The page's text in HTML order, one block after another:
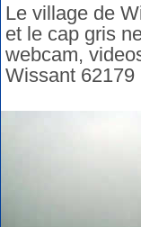
Le village de
et le cap gris
webcam,
Wissant 62179